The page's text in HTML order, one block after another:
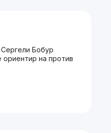
Бобур
на против